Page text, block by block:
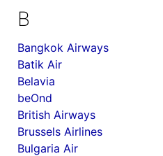
B
Bangkok Airways
Batik Air
Belavia
beOnd
British Airways
Brussels Airlines
Bulgaria Air